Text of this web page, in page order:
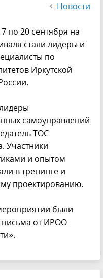
Новости
по 20 сентября на
стали лидеры и
по
Иркутской
самоуправлений
ТОС
Участники
и опытом
в тренинге и
проектированию.
были
письма от ИРОО